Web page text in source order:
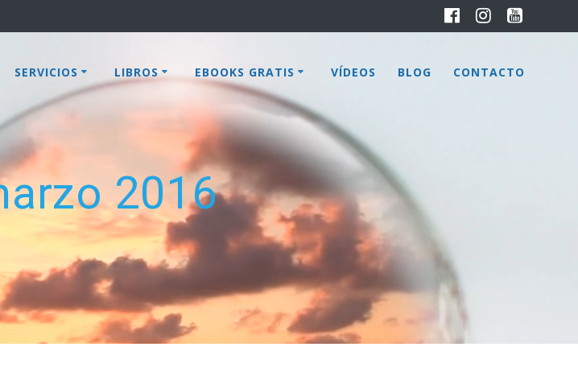
SERVICIOS LIBROS EBOOKS GRATIS VÍDEOS BLOG CONTACTO
2016